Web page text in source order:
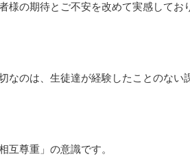
様の期待とご不安を改めて実感してお
なのは、生徒達が経験したことのない
互尊重」の意識です。